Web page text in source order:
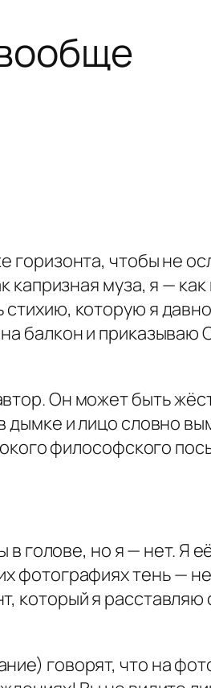
чтобы не
муза, я —
которую я
балкон и приказываю
Он может быть
и лицо словно
философского
в голове, но я — нет. Я
фотографиях тень —
который я расставляю
говорят, что на